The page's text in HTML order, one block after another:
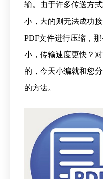
输。由于许多传送方
小，大的则无法成功
PDF文件进行压缩，
小，传输速度更快？
的，今天小编就和您
的方法。